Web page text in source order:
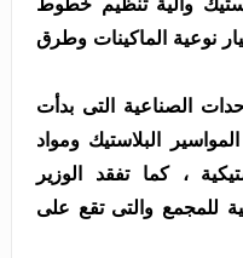
وآلية تنظيم خطوط
نوعية الماكينات وطرق
الصناعية التى بدأت
البلاستيك ومواد
، كما تفقد الوزير
للمجمع والتى تقع على